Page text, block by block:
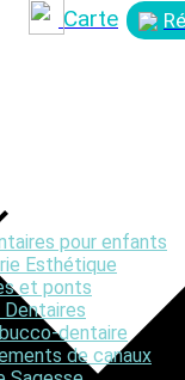
Carte
pour enfants
Esthétique
et ponts
dentaire
de canaux
2017